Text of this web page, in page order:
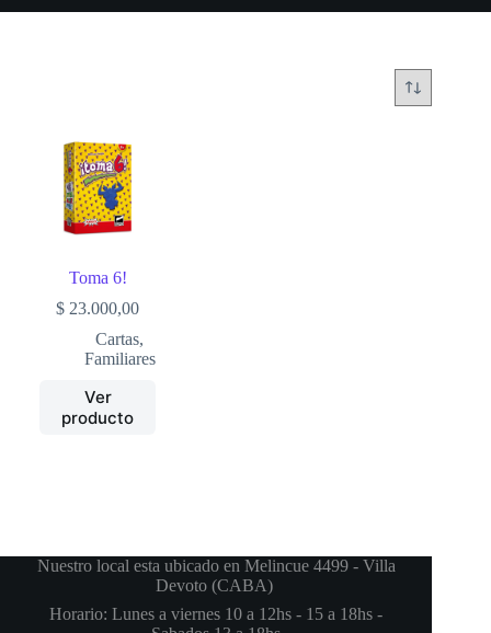
Toma 6!
$ 23.000,00
Cartas,
Familiares
Ver
producto
Nuestro local esta ubicado en Melincue 4499 - Villa
Devoto (CABA)
Horario: Lunes a viernes 10 a 12hs - 15 a 18hs -